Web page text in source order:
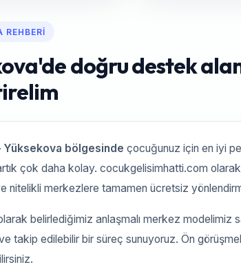
REHBERI
doğru destek
Yüksekova bölgesinde çocuğunuz için en iyi
çok daha kolay. cocukgelisimhatti.com
nitelikli merkezlere tamamen ücretsiz
belirlediğimiz anlaşmalı merkez modelimiz
takip edilebilir bir süreç sunuyoruz. Ön